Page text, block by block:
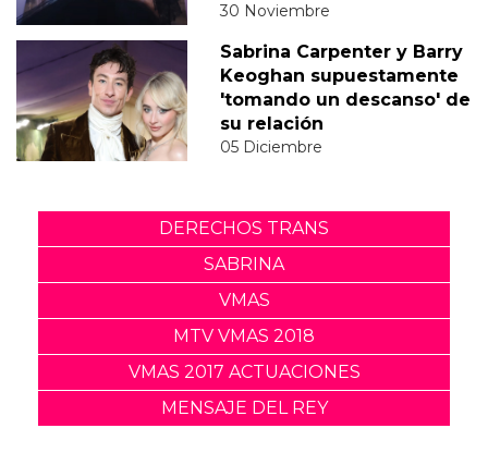
30 Noviembre
Sabrina Carpenter y Barry
Keoghan supuestamente
'tomando un descanso' de
su relación
05 Diciembre
DERECHOS TRANS
SABRINA
VMAS
MTV VMAS 2018
VMAS 2017 ACTUACIONES
MENSAJE DEL REY